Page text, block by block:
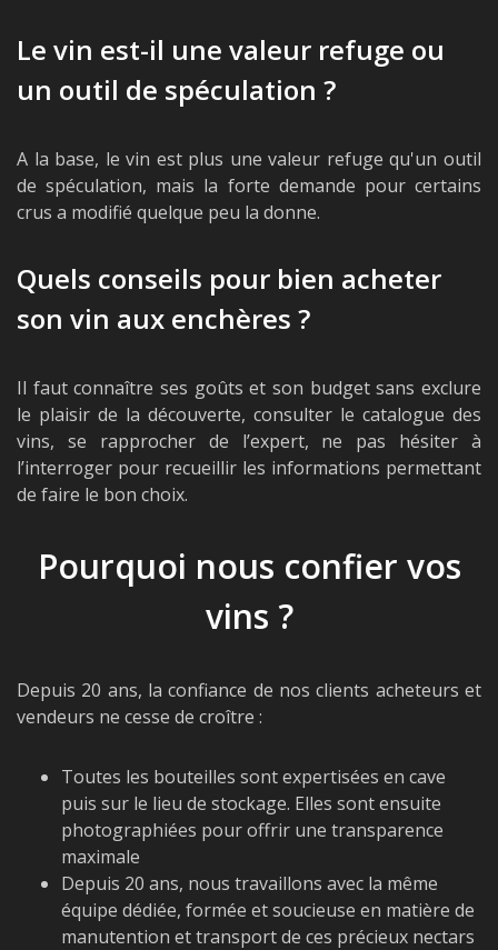
Le vin est-il une valeur refuge ou
un outil de spéculation ?
A la base, le vin est plus une valeur refuge qu'un outil
de spéculation, mais la forte demande pour certains
crus a modifié quelque peu la donne.
Quels conseils pour bien acheter
son vin aux enchères ?
Il faut connaître ses goûts et son budget sans exclure
le plaisir de la découverte, consulter le catalogue des
vins, se rapprocher de l’expert, ne pas hésiter à
l’interroger pour recueillir les informations permettant
de faire le bon choix.
Pourquoi nous confier vos
vins ?
Depuis 20 ans, la confiance de nos clients acheteurs et
vendeurs ne cesse de croître :
Toutes les bouteilles sont expertisées en cave
puis sur le lieu de stockage. Elles sont ensuite
photographiées pour offrir une transparence
maximale
Depuis 20 ans, nous travaillons avec la même
équipe dédiée, formée et soucieuse en matière de
manutention et transport de ces précieux nectars